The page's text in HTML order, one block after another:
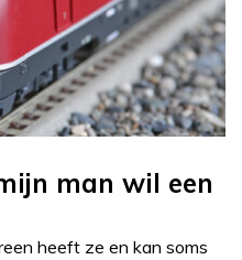
man wil een
heeft ze en kan soms